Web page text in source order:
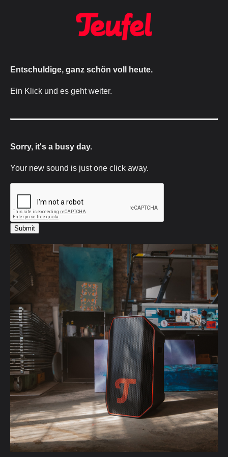
Entschuldige, ganz schön voll heute.
Ein Klick und es geht weiter.
Sorry, it's a busy day.
Your new sound is just one click away.